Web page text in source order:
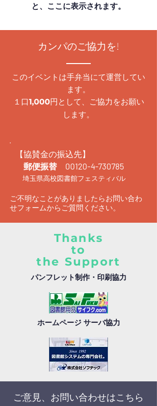
と、ここに表示されます。
カンパのご協力を!
このイベントは手弁当にて運営してい
ます。
１口1,000円として、ご協力をお願い
します。
【協賛金の振込先】
郵便振替 00120-4-730785
埼玉県高校図書館フェスティバル
ご不明なことがありましたらお問い合わ
せフォームからご質問ください。
Thanks
to
the Support
パンフレット制作・印刷協力
ホームページ サーバ協力
ご意見、お問い合わせはこちら